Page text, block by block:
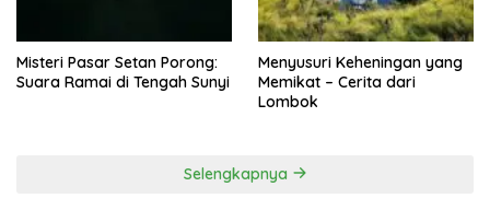
Misteri Pasar Setan Porong:
Suara Ramai di Tengah Sunyi
Menyusuri Keheningan yang
Memikat – Cerita dari
Lombok
Selengkapnya